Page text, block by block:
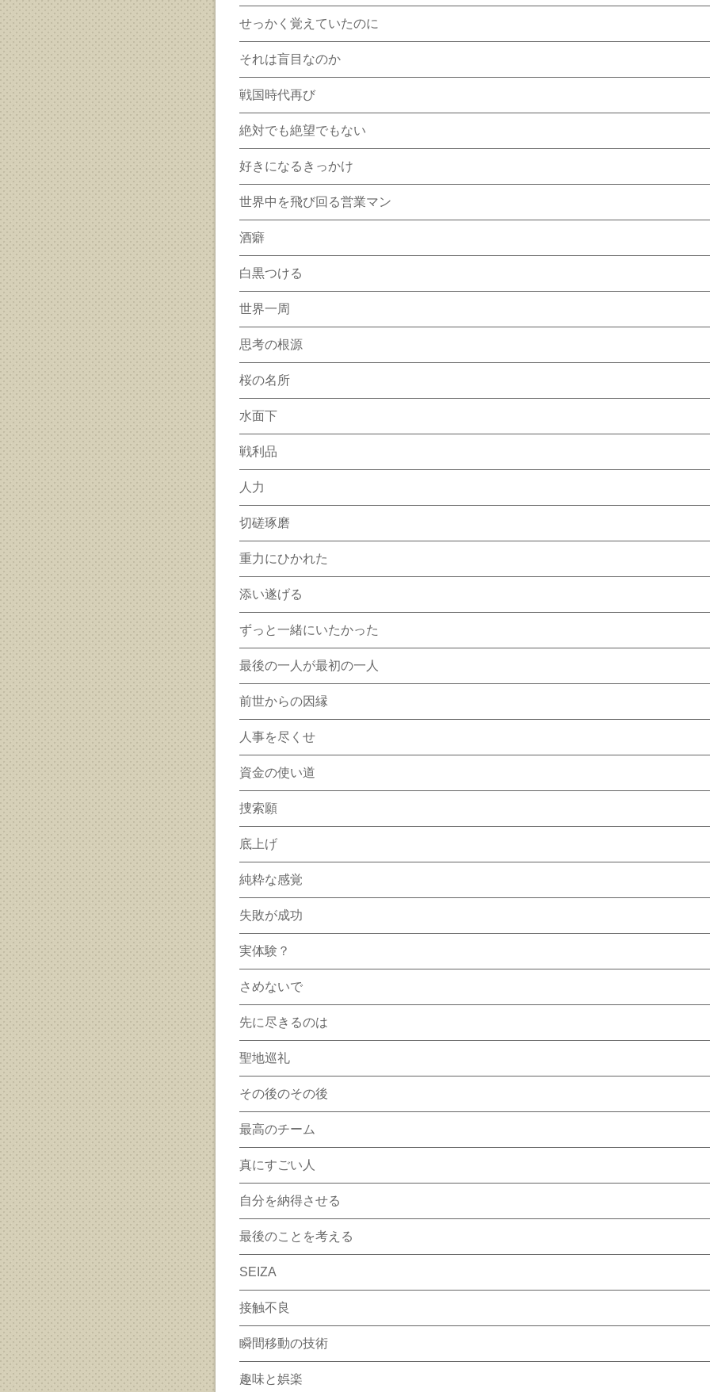
せっかく覚えていたのに
それは盲目なのか
戦国時代再び
絶対でも絶望でもない
好きになるきっかけ
世界中を飛び回る営業マン
酒癖
白黒つける
世界一周
思考の根源
桜の名所
水面下
戦利品
人力
切磋琢磨
重力にひかれた
添い遂げる
ずっと一緒にいたかった
最後の一人が最初の一人
前世からの因縁
人事を尽くせ
資金の使い道
捜索願
底上げ
純粋な感覚
失敗が成功
実体験？
さめないで
先に尽きるのは
聖地巡礼
その後のその後
最高のチーム
真にすごい人
自分を納得させる
最後のことを考える
SEIZA
接触不良
瞬間移動の技術
趣味と娯楽